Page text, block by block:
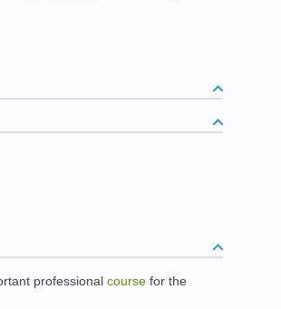
professional course for the